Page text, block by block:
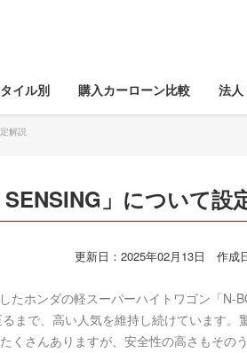
イル別 購入カーローン比較 法人
解説
」について設
更新日：2025年02月13日 作成
ホンダの軽スーパーハイトワゴン「N-
まで、高い人気を維持し続けています。
くさんありますが、安全性の高さもその